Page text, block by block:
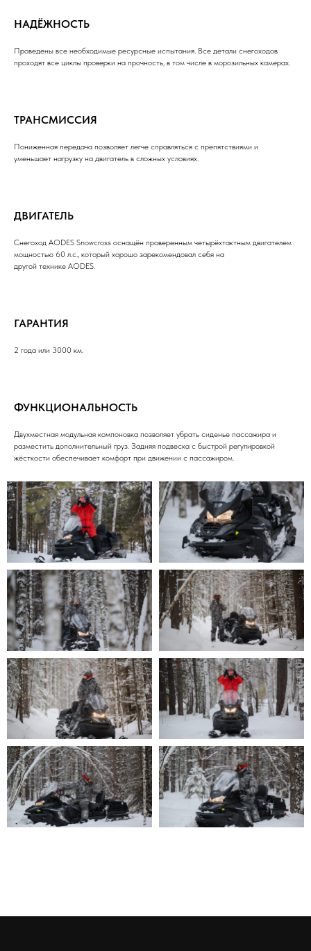
НАДЁЖНОСТЬ
Проведены все необходимые ресурсные испытания. Все детали снегоходов
проходят все циклы проверки на прочность, в том числе в морозильных камерах.
ТРАНСМИССИЯ
Пониженная передача позволяет легче справляться с препятствиями и
уменьшает нагрузку на двигатель в сложных условиях.
ДВИГАТЕЛЬ
Снегоход AODES Snowcross оснащён проверенным четырёхтактным двигателем
мощностью 60 л.с., который хорошо зарекомендовал себя на
другой технике AODES.
ГАРАНТИЯ
2 года или 3000 км.
ФУНКЦИОНАЛЬНОСТЬ
Двухместная модульная компоновка позволяет убрать сиденье пассажира и
разместить дополнительный груз. Задняя подвеска с быстрой регулировкой
жёсткости обеспечивает комфорт при движении с пассажиром.